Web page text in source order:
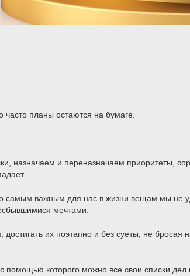
планы остаются на бумаге.
назначаем и переназначаем приоритеты,
самым важным для нас в жизни вещам мы не
мечтами.
их поэтапно и без суеты, не бросая
помощью которого можно все свои списки дел